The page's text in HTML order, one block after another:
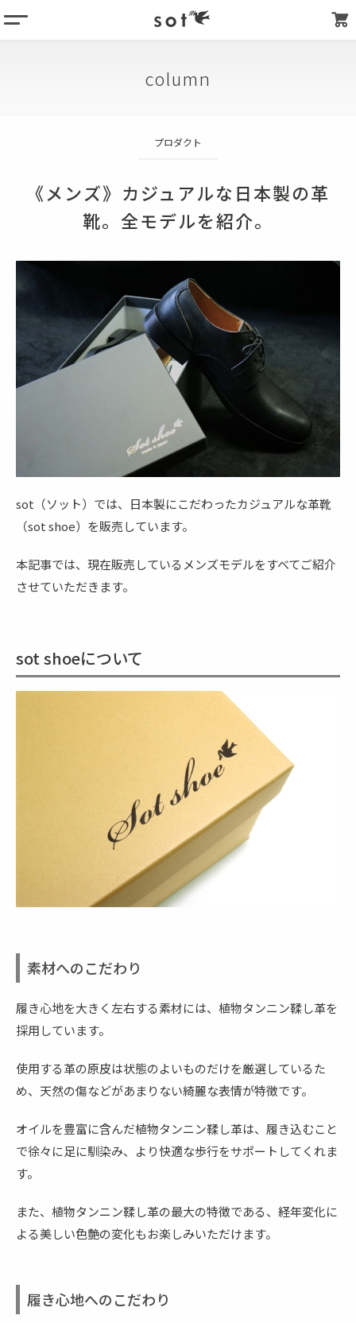
products
store list
column
プロダクト
《メンズ》カジュアルな日本製の革
靴。全モデルを紹介。
sot（ソット）では、日本製にこだわったカジュアルな革靴
（sot shoe）を販売しています。
本記事では、現在販売しているメンズモデルをすべてご紹介
させていただきます。
sot shoeについて
素材へのこだわり
履き心地を大きく左右する素材には、植物タンニン鞣し革を
採用しています。
使用する革の原皮は状態のよいものだけを厳選しているた
め、天然の傷などがあまりない綺麗な表情が特徴です。
オイルを豊富に含んだ植物タンニン鞣し革は、履き込むこと
で徐々に足に馴染み、より快適な歩行をサポートしてくれま
す。
また、植物タンニン鞣し革の最大の特徴である、経年変化に
よる美しい色艶の変化もお楽しみいただけます。
履き心地へのこだわり